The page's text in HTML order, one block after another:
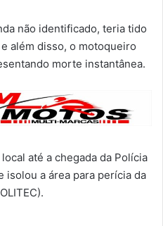
não identificado, teria tido
além disso, o motoqueiro
morte instantânea.
até a chegada da Polícia
isolou a área para perícia da